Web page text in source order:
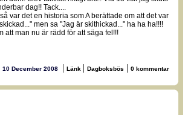
dag!! Tack....
var det en historia som A berättade om att det var
men sa "Jag är skithickad..." ha ha ha!!!!
att man nu är rädd för att säga fel!!!
10 December 2008 | Länk | Dagboksbös | 0 kommentar